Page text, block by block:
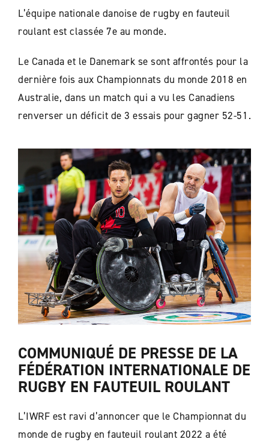
L’équipe nationale danoise de rugby en fauteuil
roulant est classée 7e au monde.
Le Canada et le Danemark se sont affrontés pour la
dernière fois aux Championnats du monde 2018 en
Australie, dans un match qui a vu les Canadiens
renverser un déficit de 3 essais pour gagner 52-51.
COMMUNIQUÉ DE PRESSE DE LA
FÉDÉRATION INTERNATIONALE DE
RUGBY EN FAUTEUIL ROULANT
L’IWRF est ravi d’annoncer que le Championnat du
monde de rugby en fauteuil roulant 2022 a été